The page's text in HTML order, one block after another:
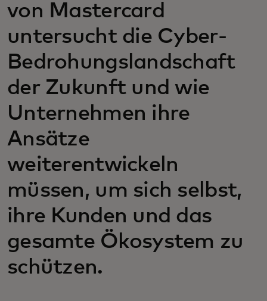
von Mastercard
untersucht die Cyber-
Bedrohungslandschaft
der Zukunft und wie
Unternehmen ihre
Ansätze
weiterentwickeln
müssen, um sich selbst,
ihre Kunden und das
gesamte Ökosystem zu
schützen.